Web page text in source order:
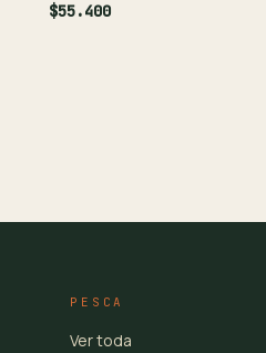
$55.400
PESCA
Ver toda